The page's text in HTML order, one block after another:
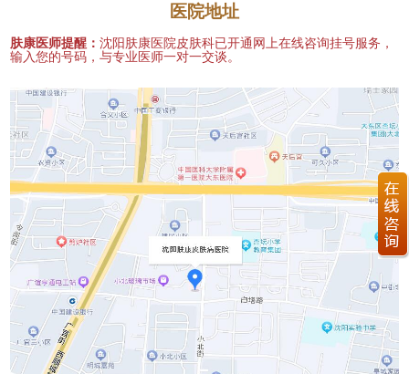
医院地址
肤康医师提醒：沈阳肤康医院皮肤科已开通网上在线咨询挂号服务，
输入您的号码，与专业医师一对一交谈。